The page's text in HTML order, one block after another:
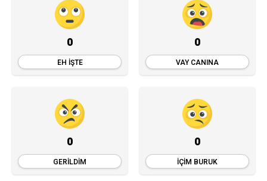
0
EH İŞTE
0
VAY CANINA
0
GERILDIM
0
İÇIM BURUK